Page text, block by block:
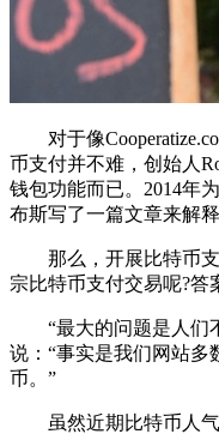
对于像
币支付并不难，创始人
钱包功能而已。2014年
布斯写了一篇文章来解
那么，开展比特币支
宗比特币支付交易呢?答
“最大的问题是人们不
说：“事实是我们网站多
币。”
虽然近期比特币人气